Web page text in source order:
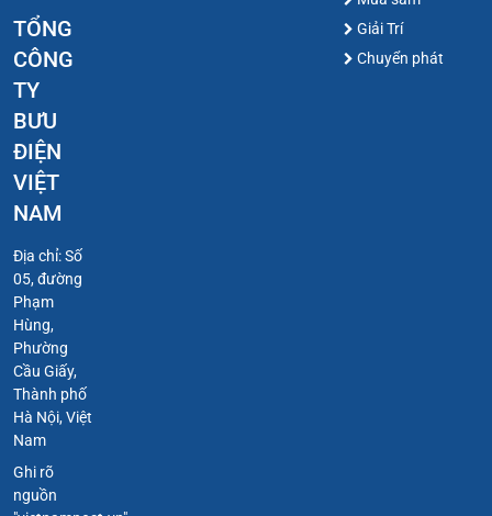
TỔNG
CÔNG
TY
BƯU
ĐIỆN
VIỆT
NAM
Địa chỉ: Số
05, đường
Phạm
Hùng,
Phường
Cầu Giấy,
Thành phố
Hà Nội, Việt
Nam
Ghi rõ
nguồn
Giải Trí
Chuyển phát